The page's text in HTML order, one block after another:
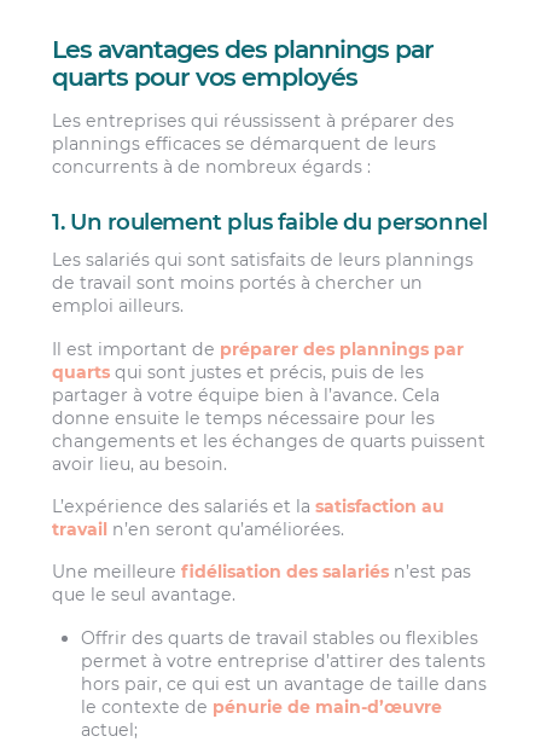
Les avantages des plannings par
quarts pour vos employés
Les entreprises qui réussissent à préparer des
plannings efficaces se démarquent de leurs
concurrents à de nombreux égards :
1. Un roulement plus faible du personnel
Les salariés qui sont satisfaits de leurs plannings
de travail sont moins portés à chercher un
emploi ailleurs.
Il est important de préparer des plannings par
quarts qui sont justes et précis, puis de les
partager à votre équipe bien à l’avance. Cela
donne ensuite le temps nécessaire pour les
changements et les échanges de quarts puissent
avoir lieu, au besoin.
L’expérience des salariés et lasatisfaction au
travail n’en seront qu’améliorées.
Une meilleurefidélisation des salariés n’est pas
que le seul avantage.
Offrir des quarts de travail stables ou flexibles
permet à votre entreprise d’attirer des talents
hors pair, ce qui est un avantage de taille dans
le contexte de pénurie de main-d’œuvre
actuel;